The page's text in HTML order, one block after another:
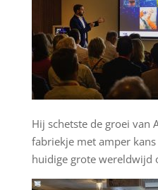
Hij schetste de groei van
fabriekje met amper
huidige grote wereldwijd